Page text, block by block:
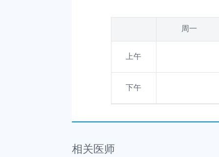
周一
上午
下午
相关医师